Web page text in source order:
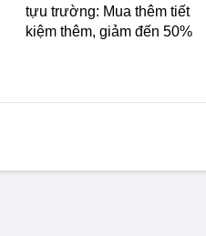
tựu trường: Mua thêm tiết
kiệm thêm, giảm đến 50%